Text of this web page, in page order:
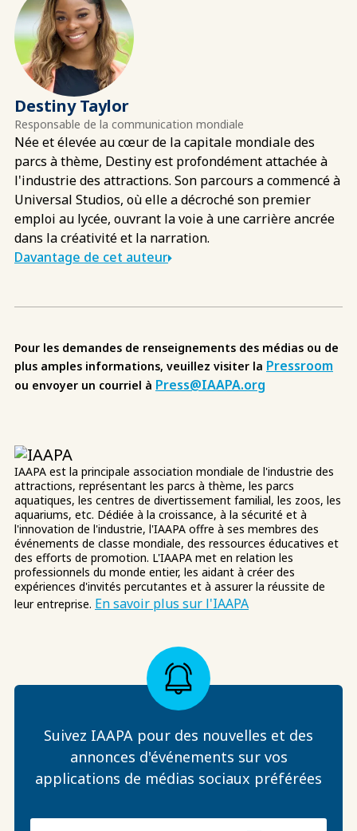
Destiny Taylor
Responsable de la communication mondiale
Née et élevée au cœur de la capitale mondiale des
parcs à thème, Destiny est profondément attachée à
l'industrie des attractions. Son parcours a commencé à
Universal Studios, où elle a décroché son premier
emploi au lycée, ouvrant la voie à une carrière ancrée
dans la créativité et la narration.
Davantage de cet auteur
Pour les demandes de renseignements des médias ou de
plus amples informations, veuillez visiter la Pressroom
ou envoyer un courriel à Press@IAAPA.org
IAAPA est la principale association mondiale de l'industrie des
attractions, représentant les parcs à thème, les parcs
aquatiques, les centres de divertissement familial, les zoos, les
aquariums, etc. Dédiée à la croissance, à la sécurité et à
l'innovation de l'industrie, l'IAAPA offre à ses membres des
événements de classe mondiale, des ressources éducatives et
des efforts de promotion. L'IAAPA met en relation les
professionnels du monde entier, les aidant à créer des
expériences d'invités percutantes et à assurer la réussite de
leur entreprise. En savoir plus sur l'IAAPA
Suivez IAAPA pour des nouvelles et des
annonces d'événements sur vos
applications de médias sociaux préférées